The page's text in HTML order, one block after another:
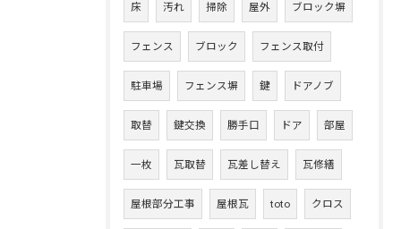
床 汚れ 掃除 屋外 ブロック塀
フェンス ブロック フェンス取付
駐車場 フェンス塀 鍵 ドアノブ
取替 鍵交換 勝手口 ドア 部屋
一枚 瓦取替 瓦差し替え 瓦修繕
屋根部分工事 屋根瓦 toto クロス